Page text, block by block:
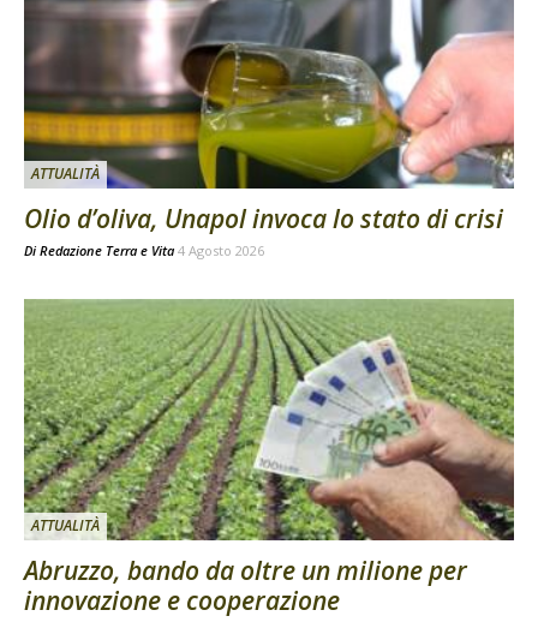
ATTUALITÀ
Olio d’oliva, Unapol invoca lo stato di crisi
Di Redazione Terra e Vita 4 Agosto 2026
ATTUALITÀ
Abruzzo, bando da oltre un milione per
innovazione e cooperazione